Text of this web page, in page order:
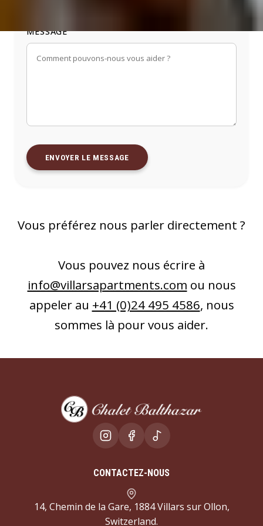
MESSAGE
ENVOYER LE MESSAGE
Vous préférez nous parler directement ?
Vous pouvez nous écrire à
info@villarsapartments.com ou nous
appeler au +41 (0)24 495 4586, nous
sommes là pour vous aider.
CONTACTEZ-NOUS
14, Chemin de la Gare, 1884 Villars sur Ollon,
Switzerland.